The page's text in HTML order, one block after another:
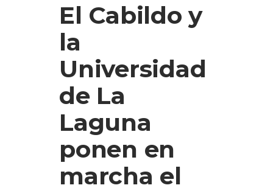
El Cabildo y
la
Universidad
de La
Laguna
ponen en
marcha el